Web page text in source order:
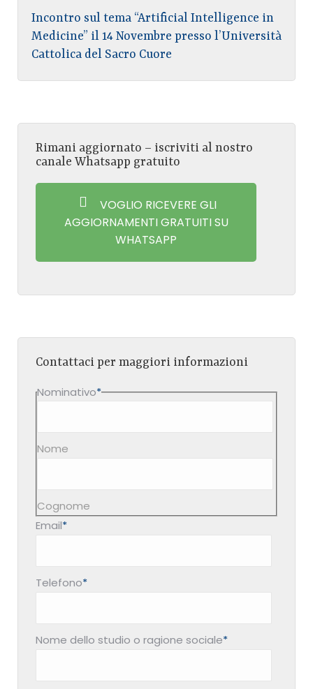
Incontro sul tema “Artificial Intelligence in
Medicine” il 14 Novembre presso l’Università
Cattolica del Sacro Cuore
Rimani aggiornato – iscriviti al nostro
canale Whatsapp gratuito
VOGLIO RICEVERE GLI
AGGIORNAMENTI GRATUITI SU
WHATSAPP
Contattaci per maggiori informazioni
Nominativo*
Nome
Cognome
Email*
Telefono*
Nome dello studio o ragione sociale*